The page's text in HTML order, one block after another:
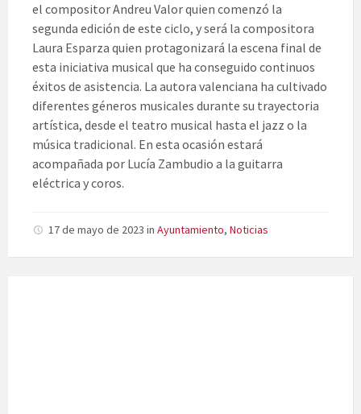
el compositor Andreu Valor quien comenzó la
segunda edición de este ciclo, y será la compositora
Laura Esparza quien protagonizará la escena final de
esta iniciativa musical que ha conseguido continuos
éxitos de asistencia. La autora valenciana ha cultivado
diferentes géneros musicales durante su trayectoria
artística, desde el teatro musical hasta el jazz o la
música tradicional. En esta ocasión estará
acompañada por Lucía Zambudio a la guitarra
eléctrica y coros.
17 de mayo de 2023 in Ayuntamiento, Noticias